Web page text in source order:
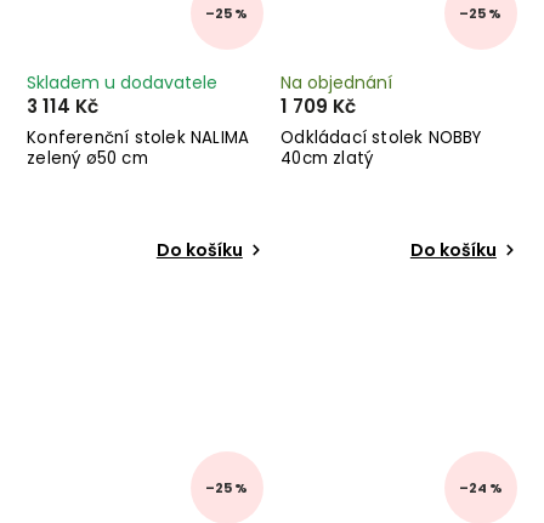
–25 %
Konferenční stolek NALIMA
zelený ø50 cm
Skladem u dodavatele
3 114 Kč
Do košíku
–25 %
Odkládací stolek NOBBY
40cm zlatý
Na objednání
1 709 Kč
Do košíku
–25 % –24 %